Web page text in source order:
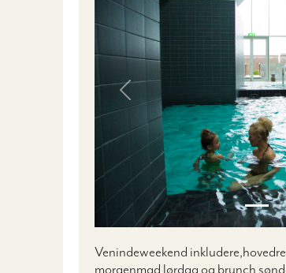
Previous
Venindeweekend
morgenmad lørdag og brunch